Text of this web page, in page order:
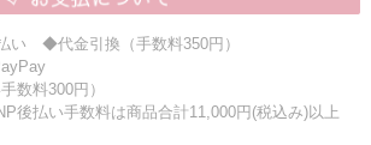
い ◆代金引換（手数料350円）
数料300円）
後払い手数料は商品合計11,000円(税込み)以上